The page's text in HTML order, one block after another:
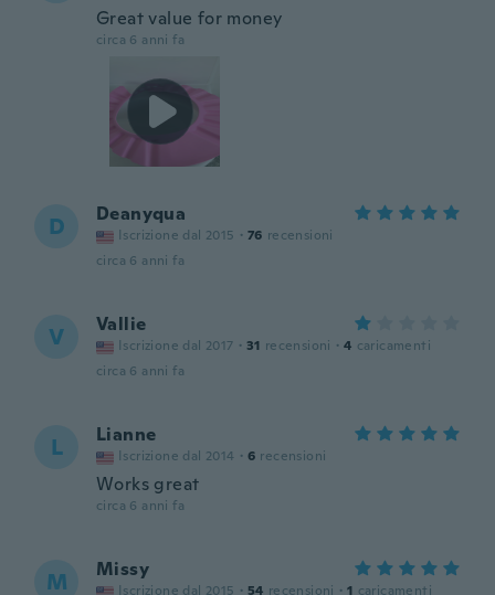
Great value for money
circa 6 anni fa
D Deanyqua
Iscrizione dal 2015 · 76 recensioni
circa 6 anni fa
V Vallie
Iscrizione dal 2017 · 31 recensioni · 4 caricamenti
circa 6 anni fa
L Lianne
Iscrizione dal 2014 · 6 recensioni
Works great
circa 6 anni fa
M Missy
Iscrizione dal 2015 · 54 recensioni · 1 caricamenti